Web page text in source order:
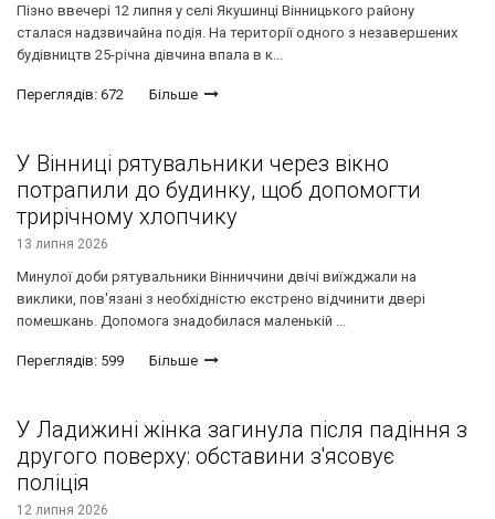
Пізно ввечері 12 липня у селі Якушинці Вінницького району
сталася надзвичайна подія. На території одного з незавершених
будівництв 25-річна дівчина впала в к...
Переглядів: 672 Більше
У Вінниці рятувальники через вікно
потрапили до будинку, щоб допомогти
трирічному хлопчику
13 липня 2026
Минулої доби рятувальники Вінниччини двічі виїжджали на
виклики, пов'язані з необхідністю екстрено відчинити двері
помешкань. Допомога знадобилася маленькій ...
Переглядів: 599 Більше
У Ладижині жінка загинула після падіння з
другого поверху: обставини з'ясовує
поліція
12 липня 2026